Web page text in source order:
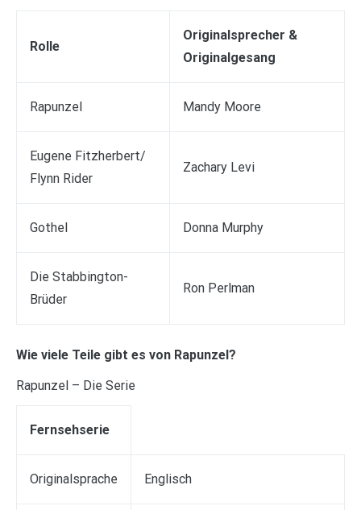
Rolle
Originalsprecher &
Originalgesang
Rapunzel Mandy Moore
Eugene Fitzherbert/
Flynn Rider
Zachary Levi
Gothel Donna Murphy
Die Stabbington-
Brüder
Ron Perlman
Wie viele Teile gibt es von Rapunzel?
Rapunzel – Die Serie
Fernsehserie
Originalsprache Englisch